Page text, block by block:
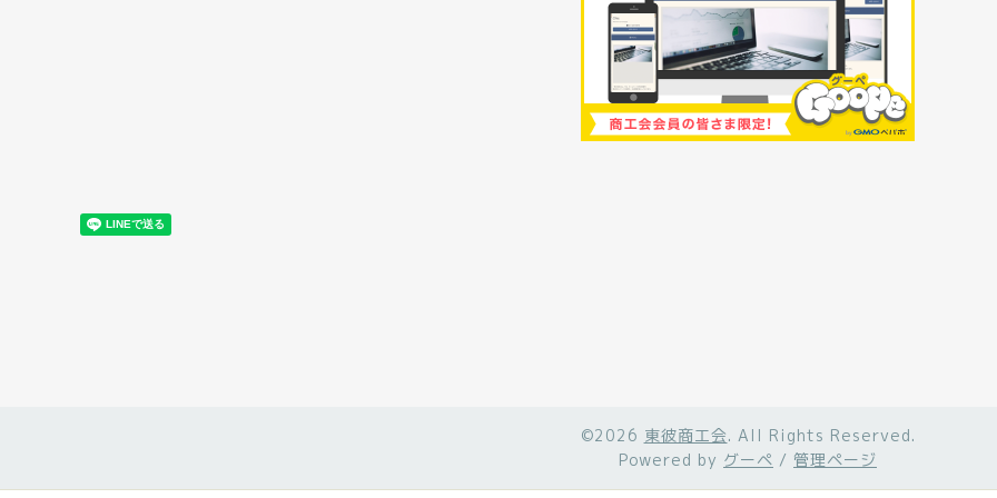
©2026 東彼商工会. All Rights Reserved.
Powered by グーペ / 管理ページ